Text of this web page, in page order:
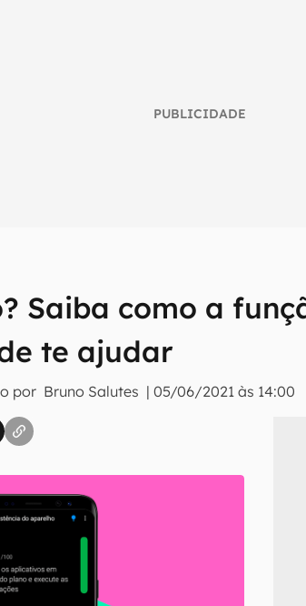
PUBLICIDADE
Saiba como a
te ajudar
por Bruno Salutes |05/06/2021 às 14:00
do mundo tech!
Canaltech e receba notícias e reviews sobre
inscreva-se